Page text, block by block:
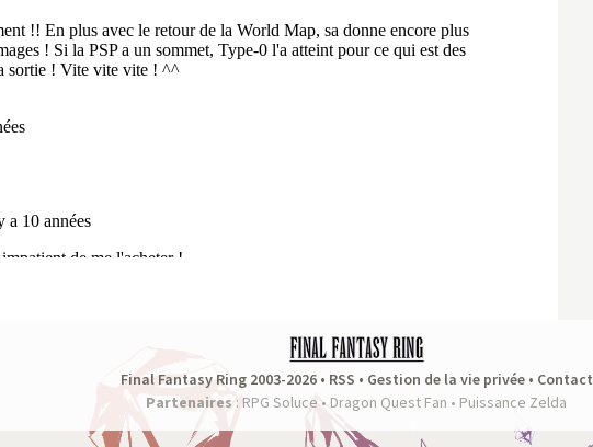
Final Fantasy Ring 2003-2026 • RSS • Gestion de la vie privée• Contact
Partenaires : RPG Soluce • Dragon Quest Fan • Puissance Zelda